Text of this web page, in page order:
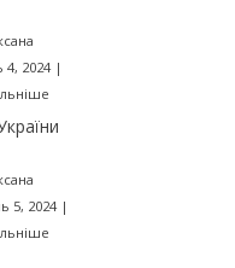
4, 2024|
5, 2024|